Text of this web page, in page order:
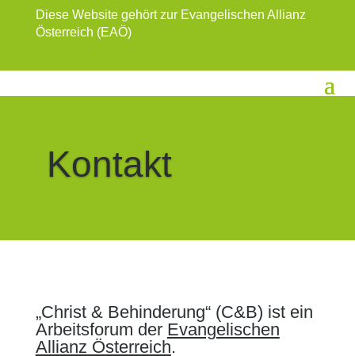
Diese Website gehört zur Evangelischen Allianz
Österreich (EAÖ)
Kontakt
„Christ & Behinderung“ (C&B) ist ein
Arbeitsforum der Evangelischen
Allianz Österreich.